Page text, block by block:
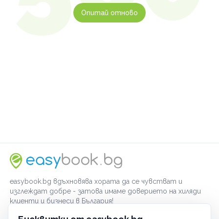
Опитай отново
easybook.bg вдъхновява хората да се чувстват и
изглеждат добре - затова имаме доверието на хиляди
клиенти и бизнеси в България!